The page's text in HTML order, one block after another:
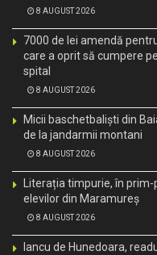
8 AUGUST 2026
7000 de lei amendă
care a oprit să cumpere
spital
8 AUGUST 2026
Micii baschetbaliști din
de la jandarmii montani
8 AUGUST 2026
Literația timpurie, în
elevilor din Maramureș
8 AUGUST 2026
Iancu de Hunedoara,